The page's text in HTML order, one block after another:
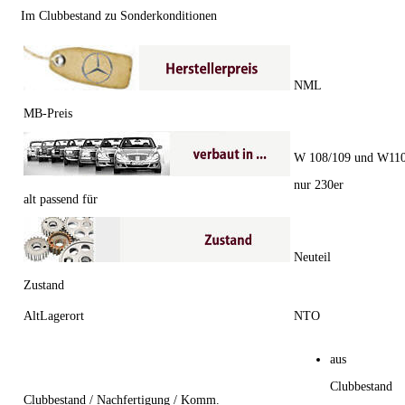
Im Clubbestand zu Sonderkonditionen
MB-Preis
NML
alt passend für
W 108/109 und
nur 230er
Zustand
Neuteil
AltLagerort NTO
Clubbestand / Nachfertigung / Komm.
aus
Clubbestand